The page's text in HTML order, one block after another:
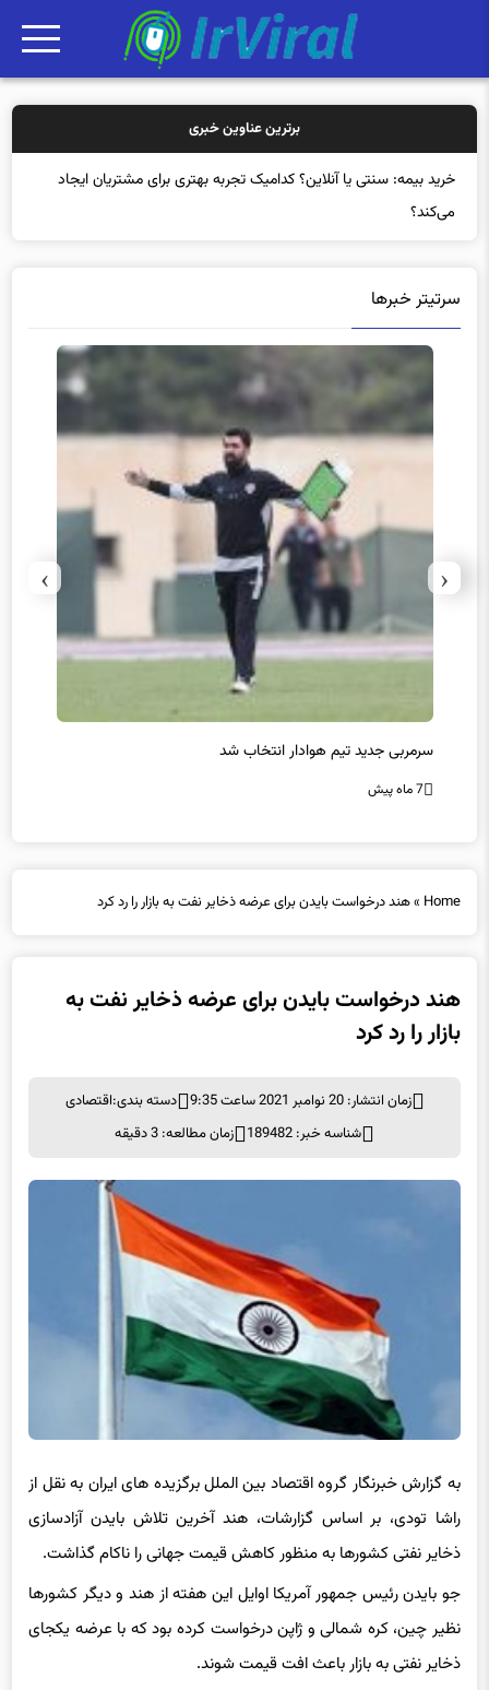
برترین عناوین خبری
خرید بیمه: سنتی یا آنلاین؟ کدامیک تجربه بهتری برای مشتریان ایجاد
می‌کند؟
سرتیتر خبرها
سرمربی جدید تیم هوادار انتخاب شد
7 ماه پیش
‹
›
Home
»هند درخواست بایدن برای عرضه ذخایر نفت به بازار را رد کرد
هند درخواست بایدن برای عرضه ذخایر نفت به
بازار را رد کرد
زمان انتشار: 20 نوامبر 2021 ساعت 9:35 دسته بندی:اقتصادی
شناسه خبر: 189482
زمان مطالعه: 3 دقیقه
به گزارش خبرنگار گروه اقتصاد بین الملل برگزیده های ایران به نقل از
راشا تودی، بر اساس گزارشات، هند آخرین تلاشبایدن آزادسازی
ذخایر نفتی کشورها به منظور کاهش قیمت جهانی را ناکام گذاشت.
جو بایدنرئیس جمهور آمریکا اوایل این هفته از هند و دیگر کشورها
نظیر چین، کره شمالی و ژاپن درخواست کرده بود که با عرضه یکجای
ذخایر نفتی به بازار باعث افت قیمت شوند.